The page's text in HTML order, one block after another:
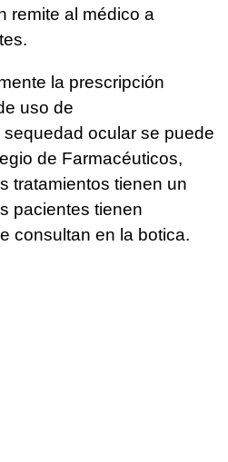
remite al médico a
la prescripción
uso de
sequedad ocular se puede
de Farmacéuticos,
tratamientos tienen un
pacientes tienen
consultan en la botica.